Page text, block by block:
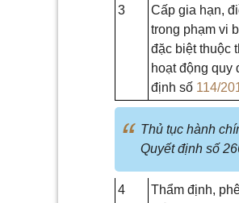
3
Cấp gia hạn,
trong phạm vi
đặc biệt thuộc
hoạt động quy
định số 114/
Thủ tục hành
Quyết định số
4
Thẩm định,